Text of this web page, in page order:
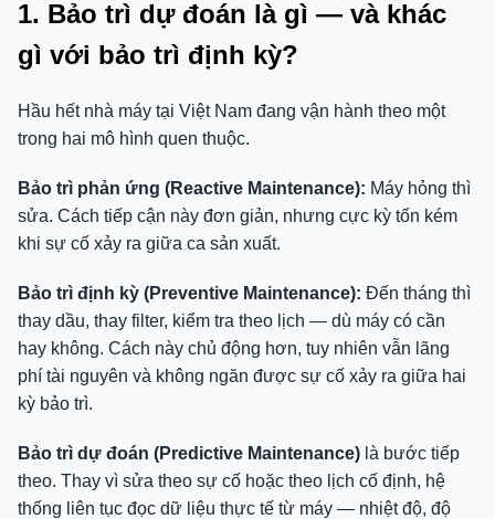
1. Bảo trì dự đoán là gì — và khác
gì với bảo trì định kỳ?
Hầu hết nhà máy tại Việt Nam đang vận hành theo một
trong hai mô hình quen thuộc.
Bảo trì phản ứng (Reactive Maintenance): Máy hỏng thì
sửa. Cách tiếp cận này đơn giản, nhưng cực kỳ tốn kém
khi sự cố xảy ra giữa ca sản xuất.
Bảo trì định kỳ (Preventive Maintenance): Đến tháng thì
thay dầu, thay filter, kiểm tra theo lịch — dù máy có cần
hay không. Cách này chủ động hơn, tuy nhiên vẫn lãng
phí tài nguyên và không ngăn được sự cố xảy ra giữa hai
kỳ bảo trì.
Bảo trì dự đoán (Predictive Maintenance) là bước tiếp
theo. Thay vì sửa theo sự cố hoặc theo lịch cố định, hệ
thống liên tục đọc dữ liệu thực tế từ máy — nhiệt độ, độ